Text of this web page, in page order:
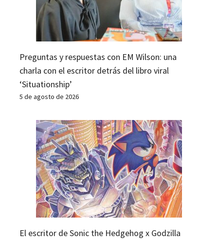
Preguntas y respuestas con EM Wilson: una
charla con el escritor detrás del libro viral
‘Situationship’
5 de agosto de 2026
El escritor de Sonic the Hedgehog x Godzilla